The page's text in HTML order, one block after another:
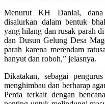
Menurut KH Danial,
disalurkan dalam bentuk
yang hilang dan rusak parah
dan Dusun Gelung Desa
parah karena merendam
hanyut dan roboh,” jelasnya.
Dikatakan, sebagai
menghimbau dan berharap
Perda terkait dengan